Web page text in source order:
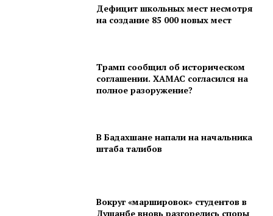
Дефицит школьных мест несмотря
на создание 85 000 новых мест
Трамп сообщил об историческом
соглашении. ХАМАС согласился на
полное разоружение?
В Бадахшане напали на начальника
штаба талибов
Вокруг «маршировок» студентов в
Душанбе вновь разгорелись споры